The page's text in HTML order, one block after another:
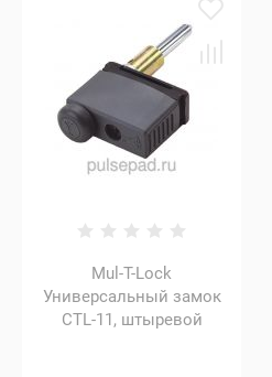
Mul-T-Lock
Универсальный замок
CTL-11, штыревой